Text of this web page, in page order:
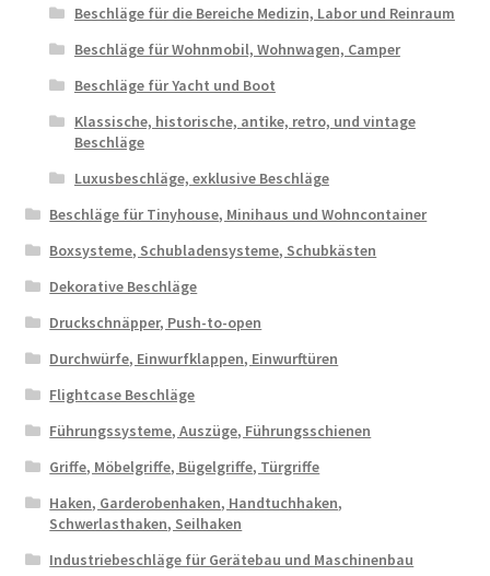
Beschläge für die Bereiche Medizin, Labor und Reinraum
Beschläge für Wohnmobil, Wohnwagen, Camper
Beschläge für Yacht und Boot
Klassische, historische, antike, retro, und vintage
Beschläge
Luxusbeschläge, exklusive Beschläge
Beschläge für Tinyhouse, Minihaus und Wohncontainer
Boxsysteme, Schubladensysteme, Schubkästen
Dekorative Beschläge
Druckschnäpper, Push-to-open
Durchwürfe, Einwurfklappen, Einwurftüren
Flightcase Beschläge
Führungssysteme, Auszüge, Führungsschienen
Griffe, Möbelgriffe, Bügelgriffe, Türgriffe
Haken, Garderobenhaken, Handtuchhaken,
Schwerlasthaken, Seilhaken
Industriebeschläge für Gerätebau und Maschinenbau